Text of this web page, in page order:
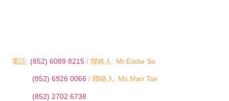
電話: (852) 6089 8215 / 聯絡人: Mr.Eddie So
(852) 6926 0066/ 聯絡人: Ms.Man Tse
(852) 2702 6738